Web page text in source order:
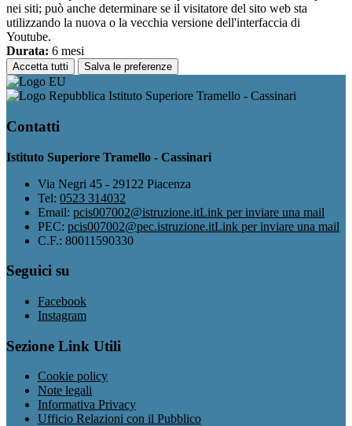
nei siti; può anche determinare se il visitatore del sito web sta
utilizzando la nuova o la vecchia versione dell'interfaccia di
Youtube.
Durata: 6 mesi
Accetta tutti Salva le preferenze
Istituto Superiore Tramello - Cassinari
Contatti
Istituto Superiore Tramello - Cassinari
Via Negri 45 - 29122 Piacenza
Tel: 0523 314032
Email: pcis007002@istruzione.itLink per inviare una mail
PEC: pcis007002@pec.istruzione.itLink per inviare una mail
C.F.: 80011590330
Seguici su
Facebook
Instagram
Sezione Link Utili
Cookie policy
Note legali
Informativa Privacy
Ufficio Relazioni con il Pubblico